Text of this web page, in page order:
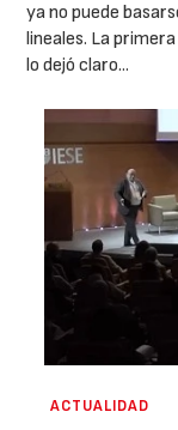
ya no puede
lineales. La
lo dejó claro...
ACTUALIDAD